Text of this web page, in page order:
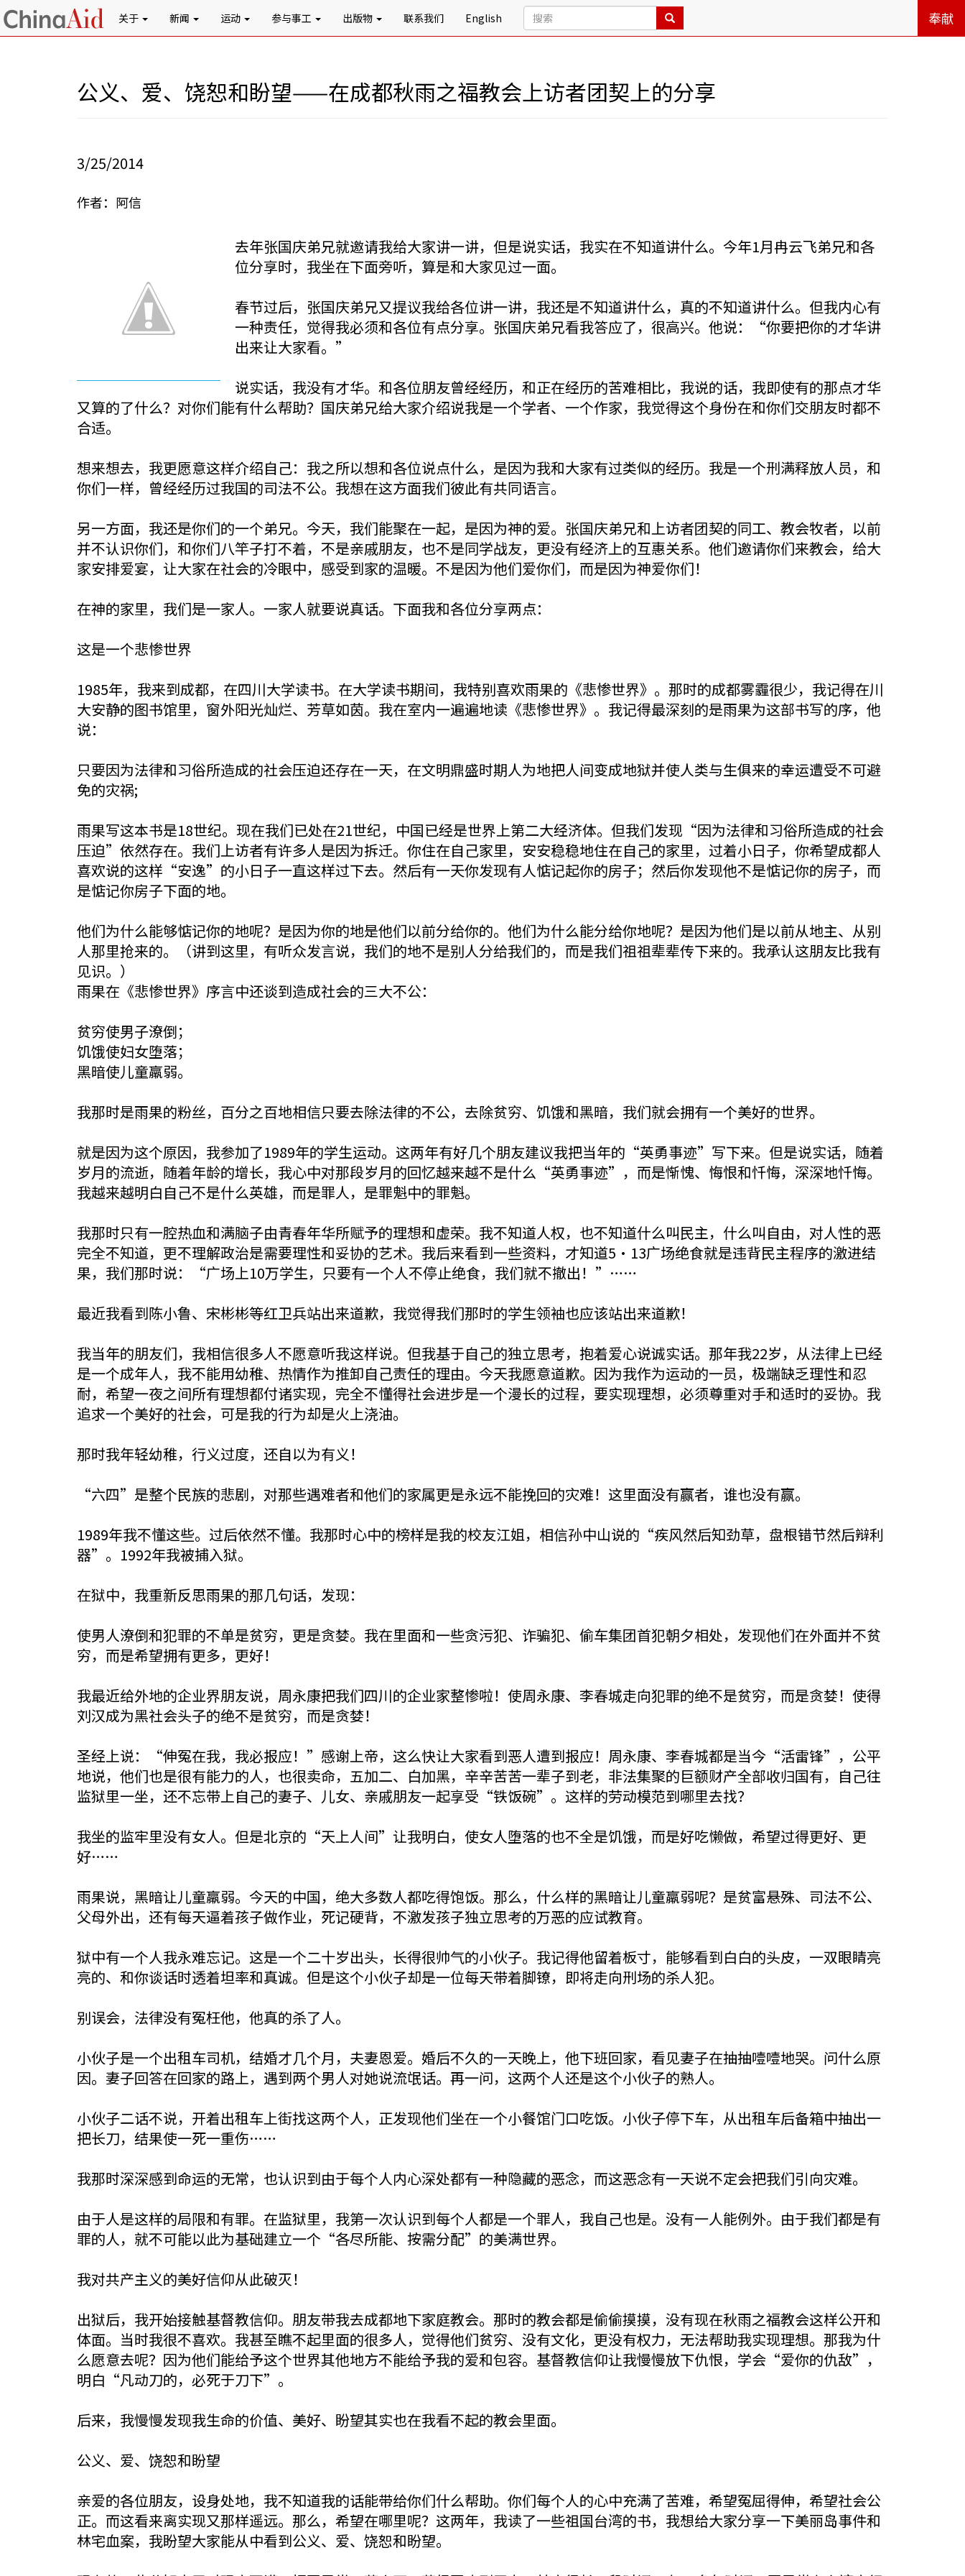
关于 新闻 运动 参与事工 出版物 联系我们 English 奉献
公义、爱、饶恕和盼望——在成都秋雨之福教会上访者团契上的分享
3/25/2014
作者：阿信
去年张国庆弟兄就邀请我给大家讲一讲，但是说实话，我实在不知道讲什么。今年1月冉云飞弟兄和各
位分享时，我坐在下面旁听，算是和大家见过一面。
春节过后，张国庆弟兄又提议我给各位讲一讲，我还是不知道讲什么，真的不知道讲什么。但我内心有
一种责任，觉得我必须和各位有点分享。张国庆弟兄看我答应了，很高兴。他说：“你要把你的才华讲
出来让大家看。”
说实话，我没有才华。和各位朋友曾经经历，和正在经历的苦难相比，我说的话，我即使有的那点才华
又算的了什么？对你们能有什么帮助？国庆弟兄给大家介绍说我是一个学者、一个作家，我觉得这个身份在和你们交朋友时都不
合适。
想来想去，我更愿意这样介绍自己：我之所以想和各位说点什么，是因为我和大家有过类似的经历。我是一个刑满释放人员，和
你们一样，曾经经历过我国的司法不公。我想在这方面我们彼此有共同语言。
另一方面，我还是你们的一个弟兄。今天，我们能聚在一起，是因为神的爱。张国庆弟兄和上访者团契的同工、教会牧者，以前
并不认识你们，和你们八竿子打不着，不是亲戚朋友，也不是同学战友，更没有经济上的互惠关系。他们邀请你们来教会，给大
家安排爱宴，让大家在社会的冷眼中，感受到家的温暖。不是因为他们爱你们，而是因为神爱你们！
在神的家里，我们是一家人。一家人就要说真话。下面我和各位分享两点：
这是一个悲惨世界
1985年，我来到成都，在四川大学读书。在大学读书期间，我特别喜欢雨果的《悲惨世界》。那时的成都雾霾很少，我记得在川
大安静的图书馆里，窗外阳光灿烂、芳草如茵。我在室内一遍遍地读《悲惨世界》。我记得最深刻的是雨果为这部书写的序，他
说：
只要因为法律和习俗所造成的社会压迫还存在一天，在文明鼎盛时期人为地把人间变成地狱并使人类与生俱来的幸运遭受不可避
免的灾祸;
雨果写这本书是18世纪。现在我们已处在21世纪，中国已经是世界上第二大经济体。但我们发现“因为法律和习俗所造成的社会
压迫”依然存在。我们上访者有许多人是因为拆迁。你住在自己家里，安安稳稳地住在自己的家里，过着小日子，你希望成都人
喜欢说的这样“安逸”的小日子一直这样过下去。然后有一天你发现有人惦记起你的房子；然后你发现他不是惦记你的房子，而
是惦记你房子下面的地。
他们为什么能够惦记你的地呢？是因为你的地是他们以前分给你的。他们为什么能分给你地呢？是因为他们是以前从地主、从别
人那里抢来的。（讲到这里，有听众发言说，我们的地不是别人分给我们的，而是我们祖祖辈辈传下来的。我承认这朋友比我有
见识。）
雨果在《悲惨世界》序言中还谈到造成社会的三大不公：
贫穷使男子潦倒；
饥饿使妇女堕落；
黑暗使儿童羸弱。
我那时是雨果的粉丝，百分之百地相信只要去除法律的不公，去除贫穷、饥饿和黑暗，我们就会拥有一个美好的世界。
就是因为这个原因，我参加了1989年的学生运动。这两年有好几个朋友建议我把当年的“英勇事迹”写下来。但是说实话，随着
岁月的流逝，随着年龄的增长，我心中对那段岁月的回忆越来越不是什么“英勇事迹”，而是惭愧、悔恨和忏悔，深深地忏悔。
我越来越明白自己不是什么英雄，而是罪人，是罪魁中的罪魁。
我那时只有一腔热血和满脑子由青春年华所赋予的理想和虚荣。我不知道人权，也不知道什么叫民主，什么叫自由，对人性的恶
完全不知道，更不理解政治是需要理性和妥协的艺术。我后来看到一些资料，才知道5·13广场绝食就是违背民主程序的激进结
果，我们那时说：“广场上10万学生，只要有一个人不停止绝食，我们就不撤出！”……
最近我看到陈小鲁、宋彬彬等红卫兵站出来道歉，我觉得我们那时的学生领袖也应该站出来道歉！
我当年的朋友们，我相信很多人不愿意听我这样说。但我基于自己的独立思考，抱着爱心说诚实话。那年我22岁，从法律上已经
是一个成年人，我不能用幼稚、热情作为推卸自己责任的理由。今天我愿意道歉。因为我作为运动的一员，极端缺乏理性和忍
耐，希望一夜之间所有理想都付诸实现，完全不懂得社会进步是一个漫长的过程，要实现理想，必须尊重对手和适时的妥协。我
追求一个美好的社会，可是我的行为却是火上浇油。
那时我年轻幼稚，行义过度，还自以为有义！
“六四”是整个民族的悲剧，对那些遇难者和他们的家属更是永远不能挽回的灾难！这里面没有赢者，谁也没有赢。
1989年我不懂这些。过后依然不懂。我那时心中的榜样是我的校友江姐，相信孙中山说的“疾风然后知劲草，盘根错节然后辩利
器”。1992年我被捕入狱。
在狱中，我重新反思雨果的那几句话，发现：
使男人潦倒和犯罪的不单是贫穷，更是贪婪。我在里面和一些贪污犯、诈骗犯、偷车集团首犯朝夕相处，发现他们在外面并不贫
穷，而是希望拥有更多，更好！
我最近给外地的企业界朋友说，周永康把我们四川的企业家整惨啦！使周永康、李春城走向犯罪的绝不是贫穷，而是贪婪！使得
刘汉成为黑社会头子的绝不是贫穷，而是贪婪！
圣经上说：“伸冤在我，我必报应！”感谢上帝，这么快让大家看到恶人遭到报应！周永康、李春城都是当今“活雷锋”，公平
地说，他们也是很有能力的人，也很卖命，五加二、白加黑，辛辛苦苦一辈子到老，非法集聚的巨额财产全部收归国有，自己往
监狱里一坐，还不忘带上自己的妻子、儿女、亲戚朋友一起享受“铁饭碗”。这样的劳动模范到哪里去找？
我坐的监牢里没有女人。但是北京的“天上人间”让我明白，使女人堕落的也不全是饥饿，而是好吃懒做，希望过得更好、更
好……
雨果说，黑暗让儿童羸弱。今天的中国，绝大多数人都吃得饱饭。那么，什么样的黑暗让儿童羸弱呢？是贫富悬殊、司法不公、
父母外出，还有每天逼着孩子做作业，死记硬背，不激发孩子独立思考的万恶的应试教育。
狱中有一个人我永难忘记。这是一个二十岁出头，长得很帅气的小伙子。我记得他留着板寸，能够看到白白的头皮，一双眼睛亮
亮的、和你谈话时透着坦率和真诚。但是这个小伙子却是一位每天带着脚镣，即将走向刑场的杀人犯。
别误会，法律没有冤枉他，他真的杀了人。
小伙子是一个出租车司机，结婚才几个月，夫妻恩爱。婚后不久的一天晚上，他下班回家，看见妻子在抽抽噎噎地哭。问什么原
因。妻子回答在回家的路上，遇到两个男人对她说流氓话。再一问，这两个人还是这个小伙子的熟人。
小伙子二话不说，开着出租车上街找这两个人，正发现他们坐在一个小餐馆门口吃饭。小伙子停下车，从出租车后备箱中抽出一
把长刀，结果使一死一重伤……
我那时深深感到命运的无常，也认识到由于每个人内心深处都有一种隐藏的恶念，而这恶念有一天说不定会把我们引向灾难。
由于人是这样的局限和有罪。在监狱里，我第一次认识到每个人都是一个罪人，我自己也是。没有一人能例外。由于我们都是有
罪的人，就不可能以此为基础建立一个“各尽所能、按需分配”的美满世界。
我对共产主义的美好信仰从此破灭！
出狱后，我开始接触基督教信仰。朋友带我去成都地下家庭教会。那时的教会都是偷偷摸摸，没有现在秋雨之福教会这样公开和
体面。当时我很不喜欢。我甚至瞧不起里面的很多人，觉得他们贫穷、没有文化，更没有权力，无法帮助我实现理想。那我为什
么愿意去呢？因为他们能给予这个世界其他地方不能给予我的爱和包容。基督教信仰让我慢慢放下仇恨，学会“爱你的仇敌”，
明白“凡动刀的，必死于刀下”。
后来，我慢慢发现我生命的价值、美好、盼望其实也在我看不起的教会里面。
公义、爱、饶恕和盼望
亲爱的各位朋友，设身处地，我不知道我的话能带给你们什么帮助。你们每个人的心中充满了苦难，希望冤屈得伸，希望社会公
正。而这看来离实现又那样遥远。那么，希望在哪里呢？这两年，我读了一些祖国台湾的书，我想给大家分享一下美丽岛事件和
林宅血案，我盼望大家能从中看到公义、爱、饶恕和盼望。